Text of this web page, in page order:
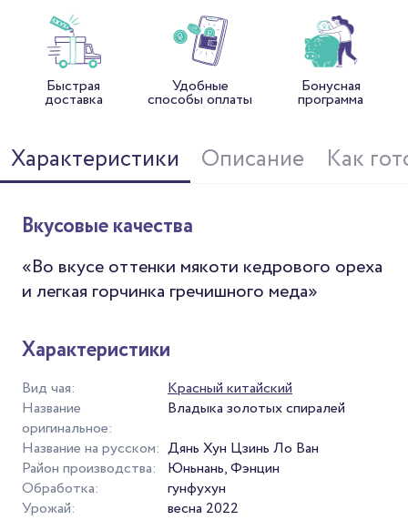
Быстрая
доставка
Удобные
способы оплаты
Бонусная
программа
Характеристики Описание Как
Вкусовые качества
«Во вкусе оттенки мякоти кедрового ореха
и легкая горчинка гречишного меда»
Характеристики
Вид чая:
Красный китайский
Название
оригинальное:
Владыка золотых спиралей
Название на русском: Дянь Хун Цзинь Ло Ван
Район производства:
Юньнань, Фэнцин
Обработка:
гунфухун
Урожай:
весна 2022